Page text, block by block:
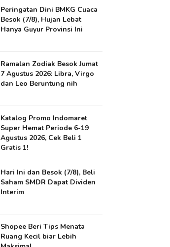
Peringatan Dini BMKG Cuaca
Besok (7/8), Hujan Lebat
Hanya Guyur Provinsi Ini
Ramalan Zodiak Besok Jumat
7 Agustus 2026: Libra, Virgo
dan Leo Beruntung nih
Katalog Promo Indomaret
Super Hemat Periode 6-19
Agustus 2026, Cek Beli 1
Gratis 1!
Hari Ini dan Besok (7/8), Beli
Saham SMDR Dapat Dividen
Interim
Shopee Beri Tips Menata
Ruang Kecil biar Lebih